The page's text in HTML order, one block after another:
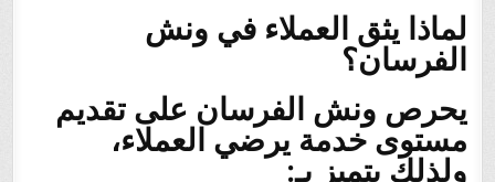
لماذا يثق العملاء في ونش
الفرسان؟
يحرص ونش الفرسان على تقديم
مستوى خدمة يرضي العملاء،
ولذلك يتميز بـ: